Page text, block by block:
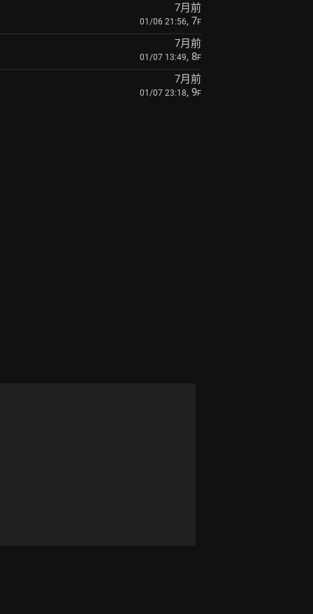
7月前
01/06 21:56, 7F
7月前
01/07 13:49, 8F
7月前
01/07 23:18, 9F